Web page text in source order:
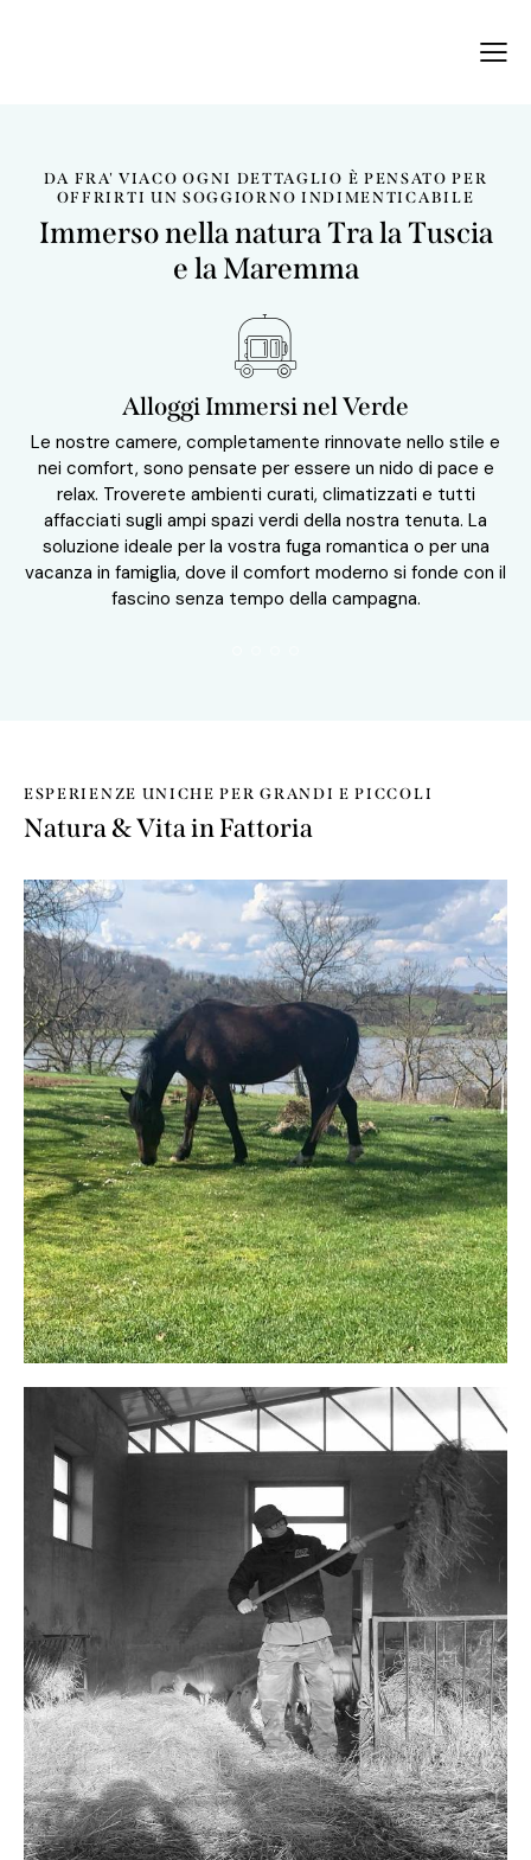
DA FRA' VIACO OGNI DETTAGLIO È PENSATO PER
OFFRIRTI UN SOGGIORNO INDIMENTICABILE
Immerso nella natura Tra la Tuscia
e la Maremma
Alloggi Immersi nel Verde
Le nostre camere, completamente rinnovate nello stile e
nei comfort, sono pensate per essere un nido di pace e
relax. Troverete ambienti curati, climatizzati e tutti
affacciati sugli ampi spazi verdi della nostra tenuta. La
soluzione ideale per la vostra fuga romantica o per una
vacanza in famiglia, dove il comfort moderno si fonde con il
fascino senza tempo della campagna.
ESPERIENZE UNICHE PER GRANDI E PICCOLI
Natura & Vita in Fattoria